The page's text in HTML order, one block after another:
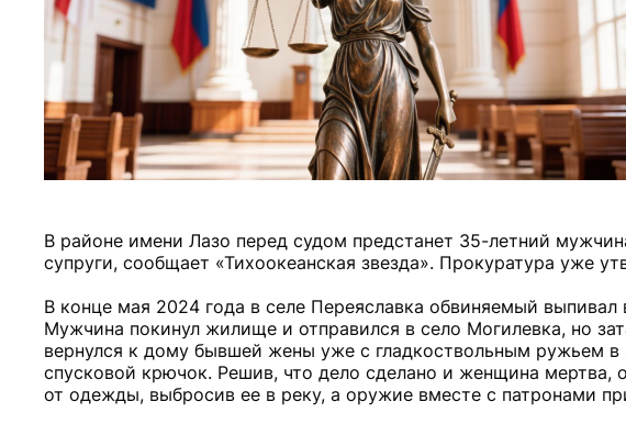
В районе имени Лазо перед судом предстанет 35-летний
супруги, сообщает «Тихоокеанская звезда». Прокуратура уже
В конце мая 2024 года в селе Переяславка обвиняемый
Мужчина покинул жилище и отправился в село Могилевка, но
вернулся к дому бывшей жены уже с гладкоствольным ружьем
спусковой крючок. Решив, что дело сделано и женщина мертва,
от одежды, выбросив ее в реку, а оружие вместе с патронами